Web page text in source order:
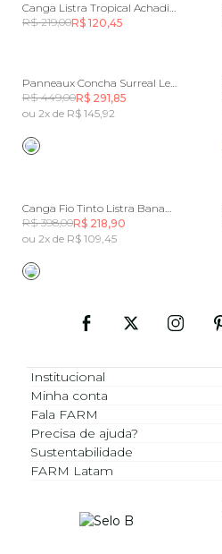
Canga Listra Tropical Achadinhos
R$ 219,00R$ 120,45
Panneaux Concha Surreal Lenço
R$ 449,00R$ 291,85
ou 2x de R$ 145,92
Canga Fio Tinto Listra Bananeira
R$ 398,00R$ 218,90
ou 2x de R$ 109,45
Institucional
Minha conta
Fala FARM
Precisa de ajuda?
Sustentabilidade
FARM Latam